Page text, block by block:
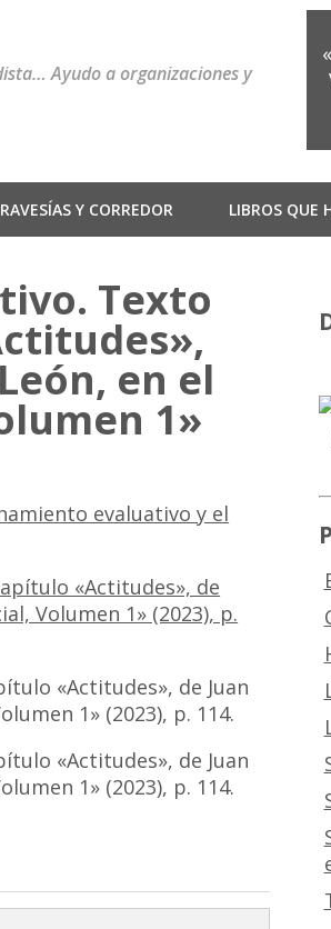
Ayudo a organizaciones y
Y CORREDOR LIBROS QUE
Texto
en el
1»
evaluativo y el
«Actitudes», de Juan
1» (2023), p. 114.
«Actitudes», de Juan
1» (2023), p. 114.